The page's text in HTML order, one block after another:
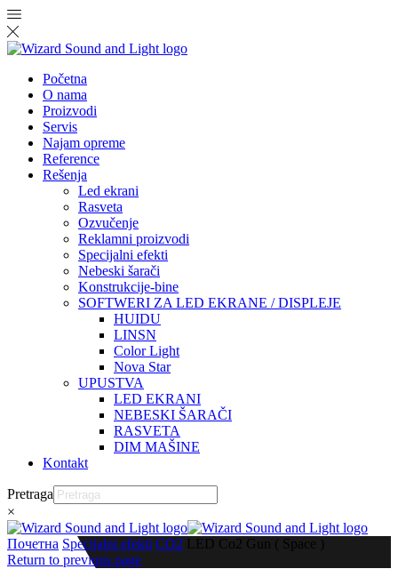
Početna
O nama
Proizvodi
Servis
Najam opreme
Reference
Rešenja
Led ekrani
Rasveta
Ozvučenje
Reklamni proizvodi
Specijalni efekti
Nebeski šarači
Konstrukcije-bine
SOFTWERI ZA LED EKRANE / DISPLEJE
HUIDU
LINSN
Color Light
Nova Star
UPUSTVA
LED EKRANI
NEBESKI ŠARAČI
RASVETA
DIM MAŠINE
Kontakt
Pretraga
×
Почетна Specijalni efekti CO2 LED Co2 Gun ( Space )
Return to previous page